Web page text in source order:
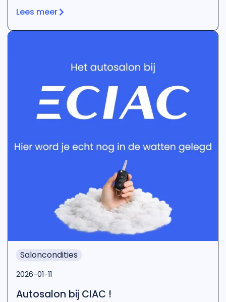
Lees meer
Saloncondities
2026-01-11
Autosalon bij CIAC !